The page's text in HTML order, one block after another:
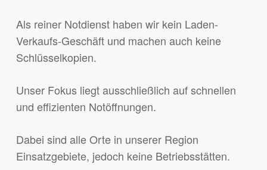
Als reiner Notdienst haben wir kein Laden-
Verkaufs-Geschäft und machen auch keine
Schlüsselkopien.
Unser Fokus liegt ausschließlich auf schnellen
und effizienten Notöffnungen.
Dabei sind alle Orte in unserer Region
Einsatzgebiete, jedoch keine Betriebsstätten.